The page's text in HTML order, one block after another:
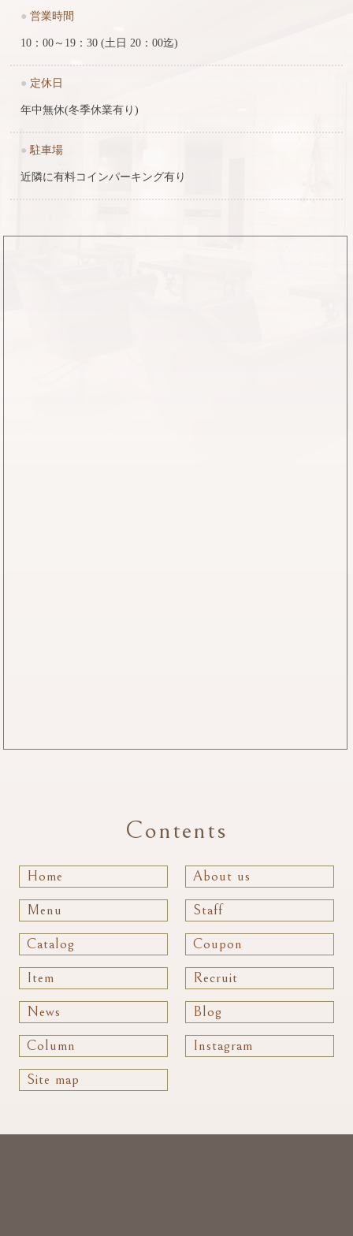
● 営業時間
10：00～19：30 (土日 20：00迄)
● 定休日
年中無休(冬季休業有り)
● 駐車場
近隣に有料コインパーキング有り
Contents
Home About us
Menu Staff
Catalog Coupon
Item Recruit
News Blog
Column Instagram
Site map